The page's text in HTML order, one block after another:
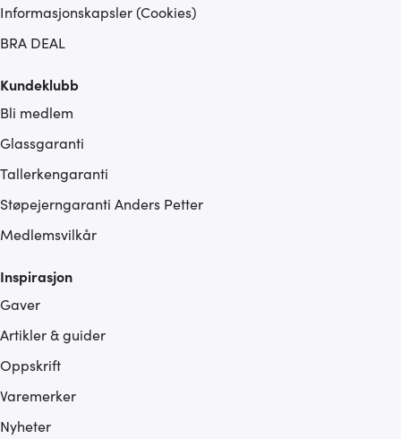
Informasjonskapsler (Cookies)
BRA DEAL
Kundeklubb
Bli medlem
Glassgaranti
Tallerkengaranti
Støpejerngaranti Anders Petter
Medlemsvilkår
Inspirasjon
Gaver
Artikler & guider
Oppskrift
Varemerker
Nyheter